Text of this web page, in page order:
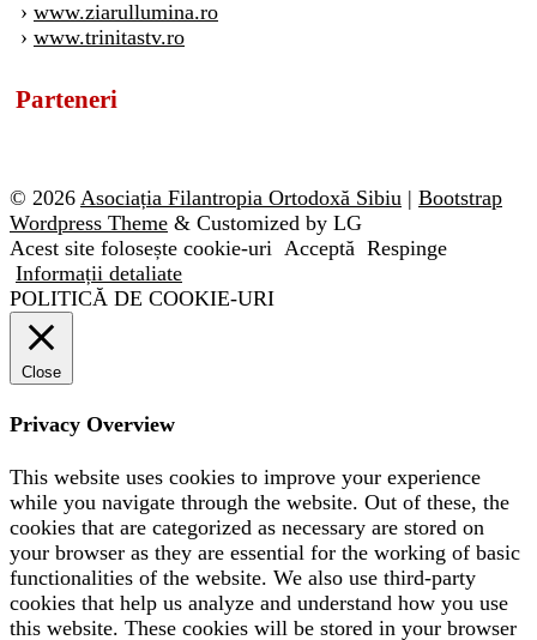
› www.ziarullumina.ro
› www.trinitastv.ro
Parteneri
© 2026 Asociația Filantropia Ortodoxă Sibiu | Bootstrap
Wordpress Theme & Customized by LG
Acest site folosește cookie-uri Acceptă Respinge
Informații detaliate
POLITICĂ DE COOKIE-URI
Close
Privacy Overview
This website uses cookies to improve your experience
while you navigate through the website. Out of these, the
cookies that are categorized as necessary are stored on
your browser as they are essential for the working of basic
functionalities of the website. We also use third-party
cookies that help us analyze and understand how you use
this website. These cookies will be stored in your browser